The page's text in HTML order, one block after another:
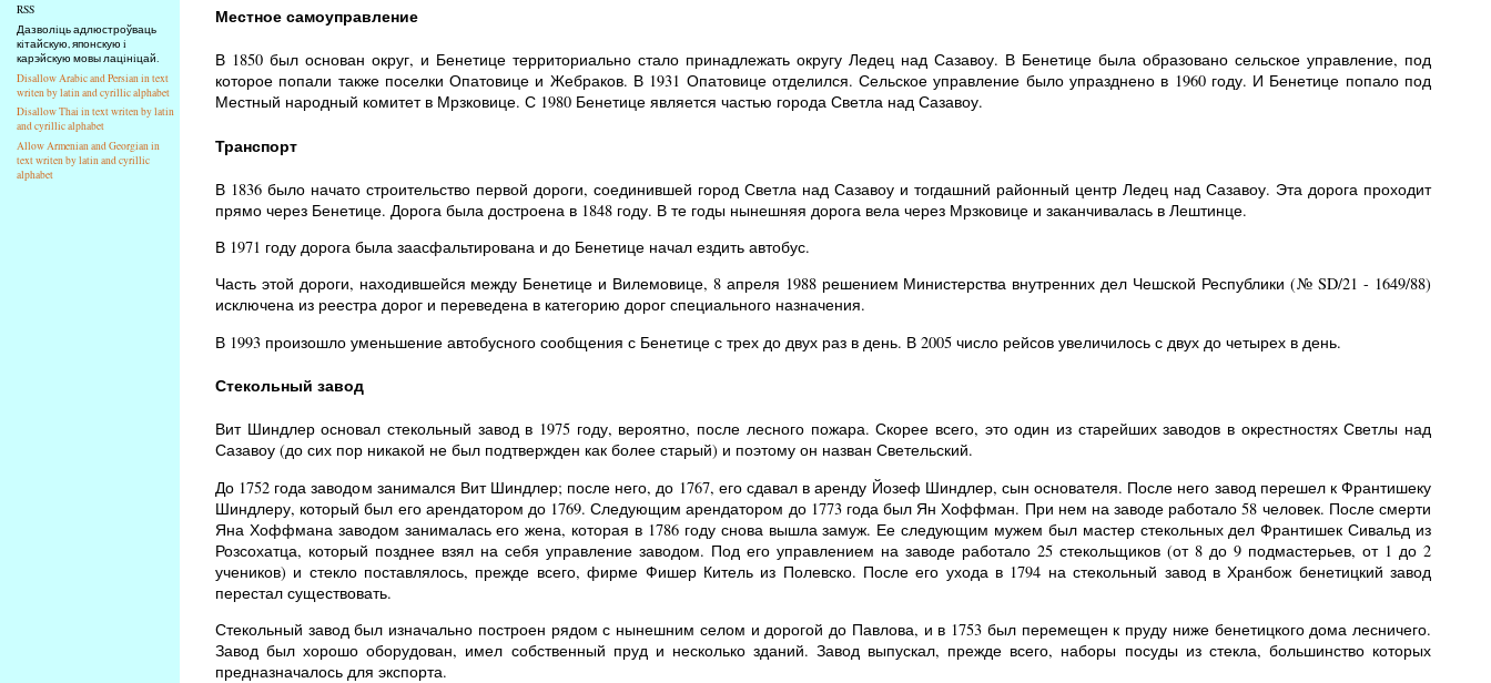
RSS
Дазволiць адлюстроўваць
кiтайскую, японскую i
карэйскую мовы лацiнiцай.
Disallow Arabic and Persian in text
writen by latin and cyrillic alphabet
Disallow Thai in text writen by latin
and cyrillic alphabet
Allow Armenian and Georgian in
text writen by latin and cyrillic
alphabet
Местное самоуправление
В 1850 был основан округ, и Бенетице территориально стало принадлежать округу Ледец над Сазавоу. В Бенетице была образовано сельское управление, под
которое попали также поселки Опатовице и Жебраков. В 1931 Опатовице отделился. Сельское управление было упразднено в 1960 году. И Бенетице попало под
Местный народный комитет в Мрзковице. С 1980 Бенетице является частью города Светла над Сазавоу.
Транспорт
В 1836 было начато строительство первой дороги, соединившей город Светла над Сазавоу и тогдашний районный центр Ледец над Сазавоу. Эта дорога проходит
прямо через Бенетице. Дорога была достроена в 1848 году. В те годы нынешняя дорога вела через Мрзковице и заканчивалась в Лештинце.
В 1971 году дорога была заасфальтирована и до Бенетице начал ездить автобус.
Часть этой дороги, находившейся между Бенетице и Вилемовице, 8 апреля 1988 решением Министерства внутренних дел Чешской Республики (№ SD/21 - 1649/88)
исключена из реестра дорог и переведена в категорию дорог специального назначения.
В 1993 произошло уменьшение автобусного сообщения с Бенетице с трех до двух раз в день. В 2005 число рейсов увеличилось с двух до четырех в день.
Стекольный завод
Вит Шиндлер основал стекольный завод в 1975 году, вероятно, после лесного пожара. Скорее всего, это один из старейших заводов в окрестностях Светлы над
Сазавоу (до сих пор никакой не был подтвержден как более старый) и поэтому он назван Светельский.
До 1752 года заводом занимался Вит Шиндлер; после него, до 1767, его сдавал в аренду Йозеф Шиндлер, сын основателя. После него завод перешел к Франтишеку
Шиндлеру, который был его арендатором до 1769. Следующим арендатором до 1773 года был Ян Хоффман. При нем на заводе работало 58 человек. После смерти
Яна Хоффмана заводом занималась его жена, которая в 1786 году снова вышла замуж. Ее следующим мужем был мастер стекольных дел Франтишек Сивальд из
Розсохатца, который позднее взял на себя управление заводом. Под его управлением на заводе работало 25 стекольщиков (от 8 до 9 подмастерьев, от 1 до 2
учеников) и стекло поставлялось, прежде всего, фирме Фишер Китель из Полевско. После его ухода в 1794 на стекольный завод в Хранбож бенетицкий завод
перестал существовать.
Стекольный завод был изначально построен рядом с нынешним селом и дорогой до Павлова, и в 1753 был перемещен к пруду ниже бенетицкого дома лесничего.
Завод был хорошо оборудован, имел собственный пруд и несколько зданий. Завод выпускал, прежде всего, наборы посуды из стекла, большинство которых
предназначалось для экспорта.